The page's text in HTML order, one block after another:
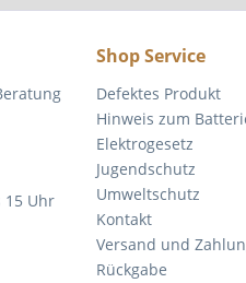
15 Uhr
Shop Service
Defektes Produkt
Hinweis zum
Elektrogesetz
Jugendschutz
Umweltschutz
Kontakt
Versand und
Rückgabe